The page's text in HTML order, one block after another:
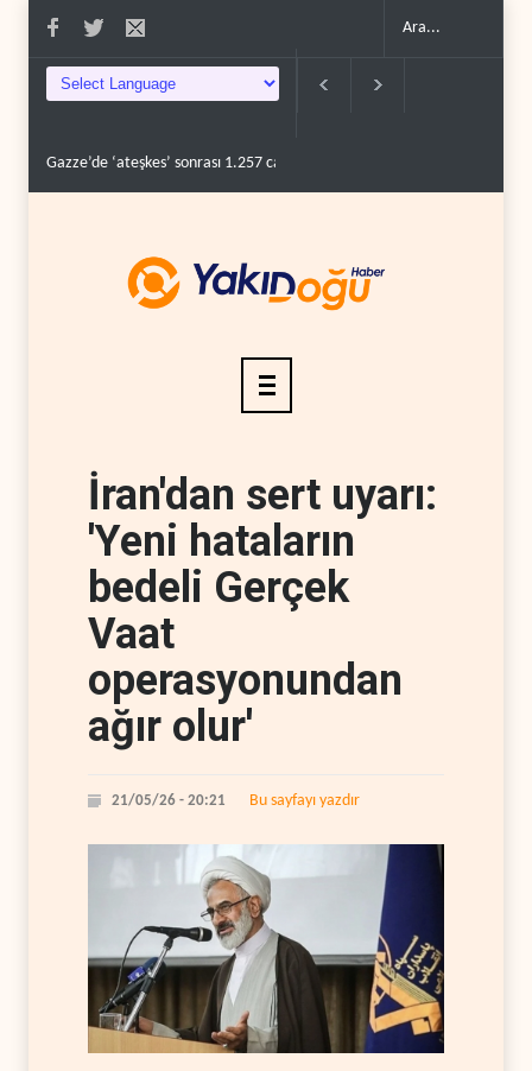
Gazze’de ‘ateşkes’ sonrası 1.257 can kaybı..
İran'dan sert uyarı:
'Yeni hataların
bedeli Gerçek
Vaat
operasyonundan
ağır olur'
21/05/26 - 20:21 Bu sayfayı yazdır